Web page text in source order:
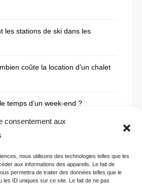
consentement aux
nous utilisons des technologies telles que les
aux informations des appareils. Le fait de
permettra de traiter des données telles que le
les ID uniques sur ce site. Le fait de ne pas
les stations de ski dans les
coûte la location d’un chalet
temps d’un week-end ?